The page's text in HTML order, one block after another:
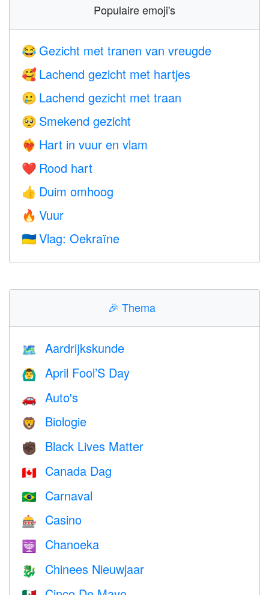
Populaire emoji's
😂 Gezicht met tranen van vreugde
🥰 Lachend gezicht met hartjes
🥲 Lachend gezicht met traan
🥺 Smekend gezicht
❤️‍🔥 Hart in vuur en vlam
❤️ Rood hart
👍 Duim omhoog
🔥 Vuur
🇺🇦 Vlag: Oekraïne
🎉 Thema
🗺 Aardrijkskunde
🙆‍♂️ April Fool’S Day
🚗 Auto's
🦁 Biologie
✊🏿 Black Lives Matter
🇨🇦 Canada Dag
🇧🇷 Carnaval
🎰 Casino
🕎 Chanoeka
🐉 Chinees Nieuwjaar